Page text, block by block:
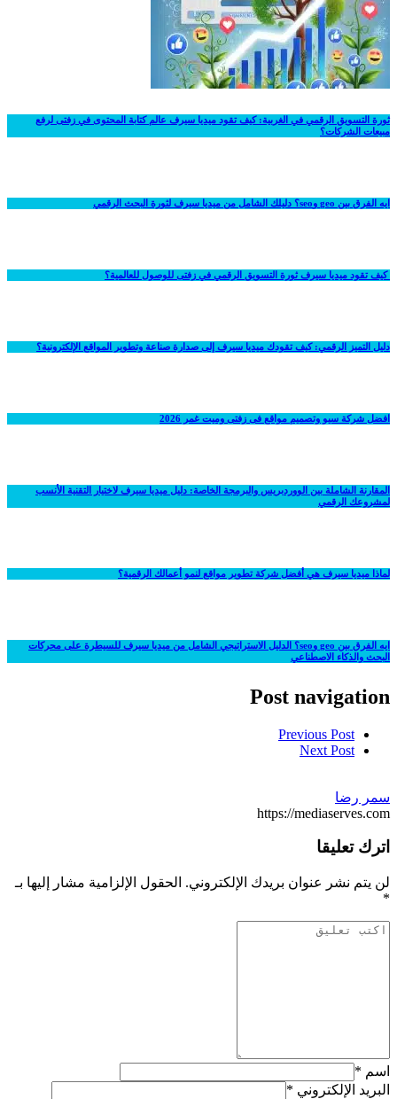
ثورة التسويق الرقمي في الغربية: كيف تقود ميديا سيرف عالم كتابة المحتوى في زفتى لرفع
مبيعات الشركات؟
ايه الفرق بين geo وseo؟ دليلك الشامل من ميديا سيرف لثورة البحث الرقمي
كيف تقود ميديا سيرف ثورة التسويق الرقمي في زفتى للوصول للعالمية؟
دليل التميز الرقمي: كيف تقودك ميديا سيرف إلى صدارة صناعة وتطوير المواقع الإلكترونية؟
افضل شركة سيو وتصميم مواقع فى زفتى وميت غمر 2026
المقارنة الشاملة بين الووردبريس والبرمجة الخاصة: دليل ميديا سيرف لاختيار التقنية الأنسب
لمشروعك الرقمي
لماذا ميديا سيرف هي أفضل شركة تطوير مواقع لنمو أعمالك الرقمية؟
ايه الفرق بين geo وseo؟ الدليل الاستراتيجي الشامل من ميديا سيرف للسيطرة على محركات
البحث والذكاء الاصطناعي
Post navigation
Previous Post
Next Post
سمر رضا
https://mediaserves.com
اترك تعليقا
لن يتم نشر عنوان بريدك الإلكتروني. الحقول الإلزامية مشار إليها بـ
*
اسم *
البريد الإلكتروني *